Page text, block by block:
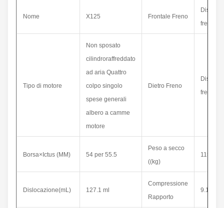
Nome X125 Frontale Freno
Dischi
freno
Tipo di motore
Non sposato
cilindroraffreddato
ad aria Quattro
colpo singolo
spese generali
albero a camme
motore
Dietro Freno
Dischi
freno
Borsa× Ictus (MM) 54 per 55.5
Peso a secco
((kg)
115 kg
Dislocazione(mL) 127.1 ml
Compressione
Rapporto
9.1:1